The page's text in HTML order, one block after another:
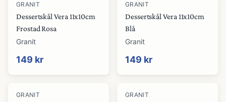
GRANIT
Dessertskål Vera 11x10cm
Frostad Rosa
Granit
149 kr
GRANIT
Dessertskål Vera 11x10cm
Blå
Granit
149 kr
GRANIT GRANIT